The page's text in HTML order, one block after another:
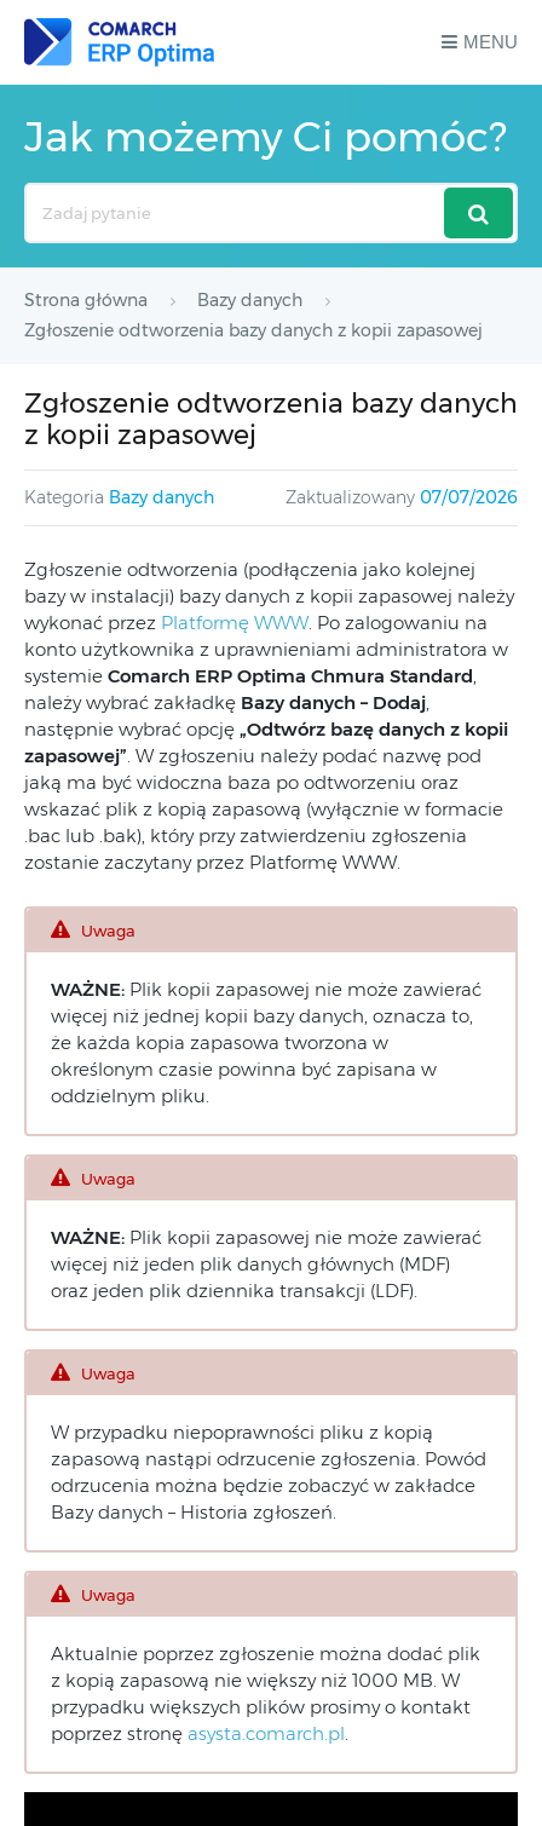
MENU
Jak możemy Ci pomóc?
Strona główna
Bazy danych
Zgłoszenie odtworzenia bazy danych z kopii zapasowej
Zgłoszenie odtworzenia bazy danych
z kopii zapasowej
Kategoria Bazy danych Zaktualizowany 07/07/2026
Zgłoszenie odtworzenia (podłączenia jako kolejnej
bazy w instalacji) bazy danych z kopii zapasowej należy
wykonać przez Platformę WWW. Po zalogowaniu na
konto użytkownika z uprawnieniami administratora w
systemie Comarch ERP Optima Chmura Standard,
należy wybrać zakładkę Bazy danych – Dodaj,
następnie wybrać opcję „Odtwórz bazę danych z kopii
zapasowej”. W zgłoszeniu należy podać nazwę pod
jaką ma być widoczna baza po odtworzeniu oraz
wskazać plik z kopią zapasową (wyłącznie w formacie
.bac lub .bak), który przy zatwierdzeniu zgłoszenia
zostanie zaczytany przez Platformę WWW.
Uwaga
WAŻNE: Plik kopii zapasowej nie może zawierać
więcej niż jednej kopii bazy danych, oznacza to,
że każda kopia zapasowa tworzona w
określonym czasie powinna być zapisana w
oddzielnym pliku.
Uwaga
WAŻNE: Plik kopii zapasowej nie może zawierać
więcej niż jeden plik danych głównych (MDF)
oraz jeden plik dziennika transakcji (LDF).
Uwaga
W przypadku niepoprawności pliku z kopią
zapasową nastąpi odrzucenie zgłoszenia. Powód
odrzucenia można będzie zobaczyć w zakładce
Bazy danych – Historia zgłoszeń.
Uwaga
Aktualnie poprzez zgłoszenie można dodać plik
z kopią zapasową nie większy niż 1000 MB. W
przypadku większych plików prosimy o kontakt
poprzez stronę asysta.comarch.pl.